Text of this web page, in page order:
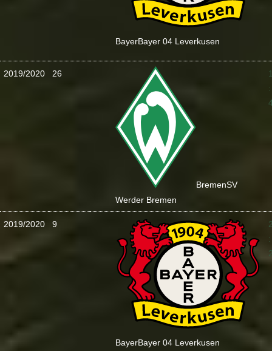
BayerBayer 04 Leverkusen
2019/2020 26
BremenSV
Werder Bremen
:
2019/2020 9
BayerBayer 04 Leverkusen
: